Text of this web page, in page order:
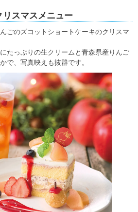
スマスメニュー
ごのズコットショートケーキのクリスマ
たっぷりの生クリームと青森県産りんご
で、写真映えも抜群です。